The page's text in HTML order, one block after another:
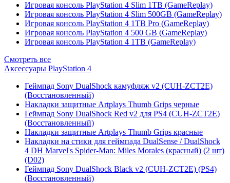
Игровая консоль PlayStation 4 Slim 1TB (GameReplay)
Игровая консоль PlayStation 4 Slim 500GB (GameReplay)
Игровая консоль PlayStation 4 1TB Pro (GameReplay)
Игровая консоль PlayStation 4 500 GB (GameReplay)
Игровая консоль PlayStation 4 1TB (GameReplay)
Смотреть все
Аксессуары PlayStation 4
Геймпад Sony DualShock камуфляж v2 (CUH-ZCT2E)
(Восстановленный)
Накладки защитные Artplays Thumb Grips черные
Геймпад Sony DualShock Red v2 для PS4 (CUH-ZCT2E)
(Восстановленный)
Накладки защитные Artplays Thumb Grips красные
Накладки на стики для геймпада DualSense / DualShock
4 DH Marvel's Spider-Man: Miles Morales (красный) (2 шт)
(D02)
Геймпад Sony DualShock Black v2 (CUH-ZCT2E) (PS4)
(Восстановленный)